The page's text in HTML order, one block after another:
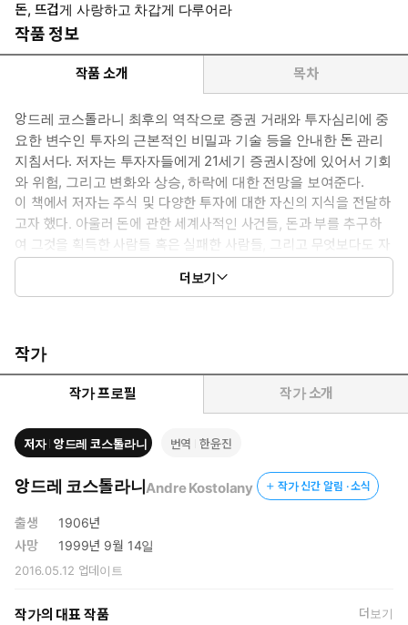
돈, 뜨겁게 사랑하고 차갑게 다루어라
작품 정보
작품 소개 목차
앙드레 코스톨라니 최후의 역작으로 증권 거래와 투자심리에 중
요한 변수인 투자의 근본적인 비밀과 기술 등을 안내한 돈 관리
지침서다. 저자는 투자자들에게 21세기 증권시장에 있어서 기회
와 위험, 그리고 변화와 상승, 하락에 대한 전망을 보여준다.
이 책에서 저자는 주식 및 다양한 투자에 대한 자신의 지식을 전달하
고자 했다. 아울러 돈에 관한 세계사적인 사건들, 돈과 부를 추구하
여 그것을 획득한 사람들 혹은 실패한 사람들, 그리고 무엇보다도 자
신의 투자인생을 통한 수많은 경험들을 특유의 유머스러운 필체로
더보기
작가
작가 프로필 작가 소개
저자 앙드레 코스톨라니 번역 한윤진
앙드레 코스톨라니Andre Kostolany 작가 신간 알림 · 소식
출생
1906년
사망
1999년 9월 14일
2016.05.12 업데이트
작가의 대표 작품 더보기